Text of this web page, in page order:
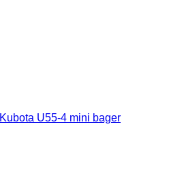
Kubota U55-4 mini bager